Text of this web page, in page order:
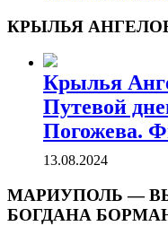
КРЫЛЬЯ
Крылья
Путевой
Погожева.
13.08.2024
МАРИУПОЛЬ —
БОГДАНА